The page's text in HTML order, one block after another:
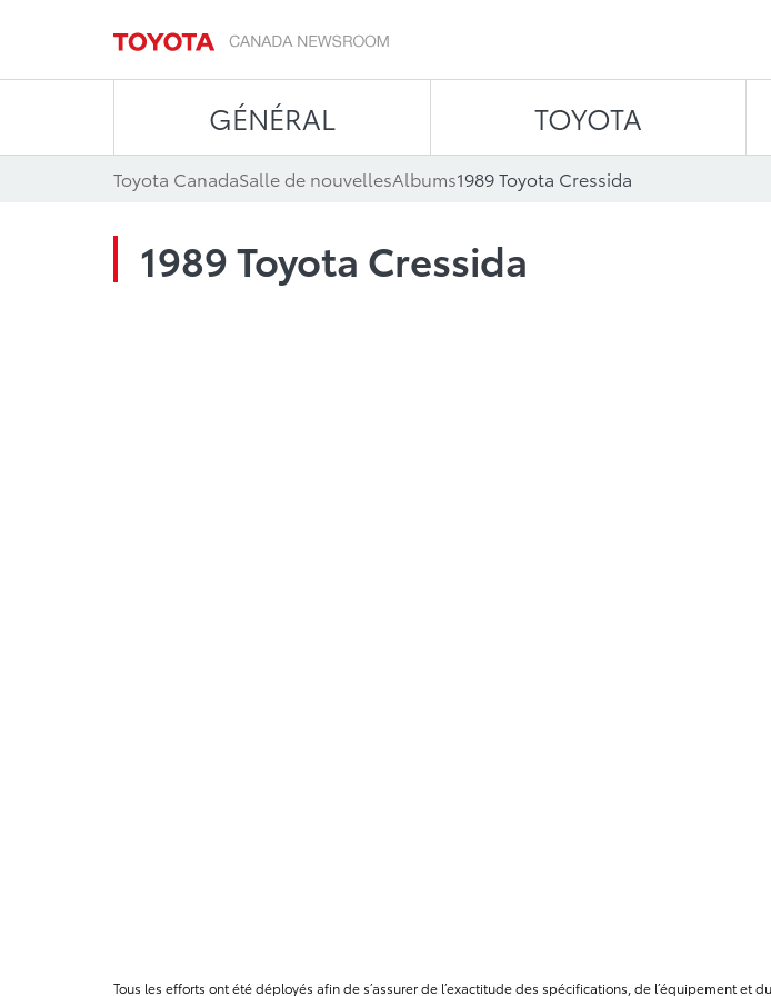
GÉNÉRAL TOYOTA
Toyota CanadaSalle de nouvellesAlbums1989 Toyota Cressida
1989 Toyota Cressida
Tous les efforts ont été déployés afin de s’assurer de l’exactitude des spécifications, de l’équipement